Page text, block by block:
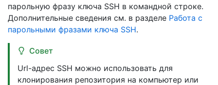
парольную фразу ключа SSH в командной строке.
Дополнительные сведения см. в разделе Работа с
парольными фразами ключа SSH.
Совет
Url-адрес SSH можно использовать для
клонирования репозитория на компьютер или